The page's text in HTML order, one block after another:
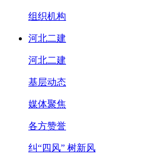
组织机构
河北二建
河北二建
基层动态
媒体聚焦
各方赞誉
纠“四风” 树新风